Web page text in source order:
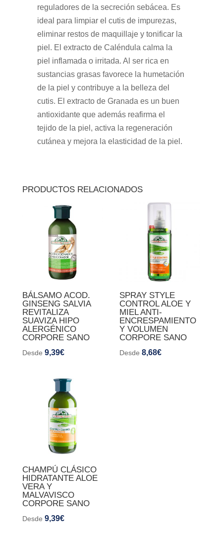
reguladores de la secreción sebácea. Es
ideal para limpiar el cutis de impurezas,
eliminar restos de maquillaje y tonificar la
piel. El extracto de Caléndula calma la
piel inflamada o irritada. Al ser rica en
sustancias grasas favorece la humetación
de la piel y contribuye a la belleza del
cutis. El extracto de Granada es un buen
antioxidante que además reafirma el
tejido de la piel, activa la regeneración
cutánea y mejora la elasticidad de la piel.
PRODUCTOS RELACIONADOS
BÁLSAMO ACOD.
GINSENG SALVIA
REVITALIZA
SUAVIZA HIPO
ALERGÉNICO
CORPORE SANO
Desde 9,39€
SPRAY STYLE
CONTROL ALOE Y
MIEL ANTI-
ENCRESPAMIENTO
Y VOLUMEN
CORPORE SANO
Desde8,68€
CHAMPÚ CLÁSICO
HIDRATANTE ALOE
VERA Y
MALVAVISCO
CORPORE SANO
Desde 9,39€